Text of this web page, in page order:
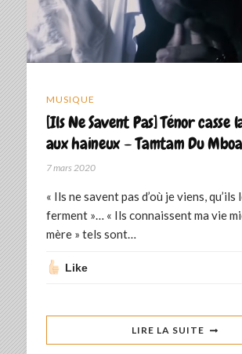
MUSIQUE
[Ils Ne Savent Pas] Ténor casse
aux haineux – Tamtam Du Mboa
7 mars 2020
« Ils ne savent pas d’où je viens, qu’ils
ferment »… « Ils connaissent ma vie
mère » tels sont…
Like
LIRE LA SUITE